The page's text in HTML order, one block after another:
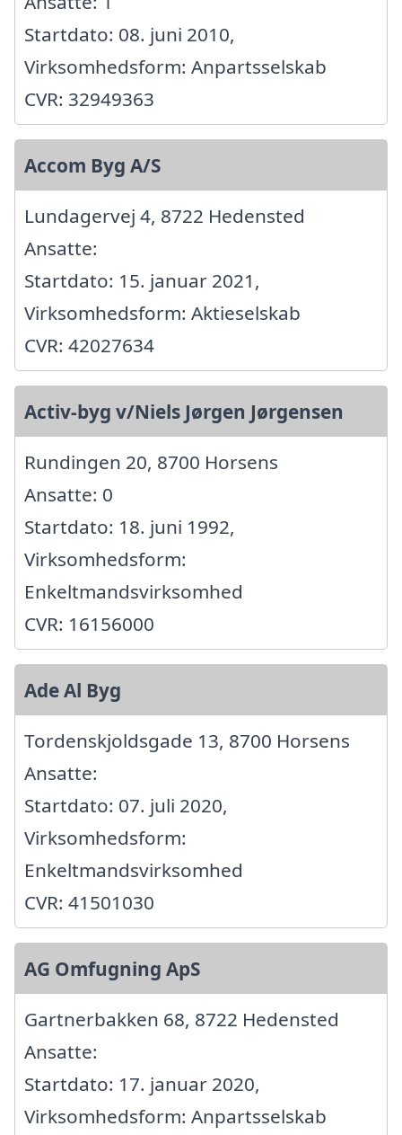
Startdato: 08. juni 2010,
Virksomhedsform: Anpartsselskab
CVR: 32949363
Accom Byg A/S
Lundagervej 4, 8722 Hedensted
Ansatte:
Startdato: 15. januar 2021,
Virksomhedsform: Aktieselskab
CVR: 42027634
Activ-byg v/Niels Jørgen Jørgensen
Rundingen 20, 8700 Horsens
Ansatte: 0
Startdato: 18. juni 1992,
Virksomhedsform:
Enkeltmandsvirksomhed
CVR: 16156000
Ade Al Byg
Tordenskjoldsgade 13, 8700 Horsens
Ansatte:
Startdato: 07. juli 2020,
Virksomhedsform:
Enkeltmandsvirksomhed
CVR: 41501030
AG Omfugning ApS
Gartnerbakken 68, 8722 Hedensted
Ansatte:
Startdato: 17. januar 2020,
Virksomhedsform: Anpartsselskab